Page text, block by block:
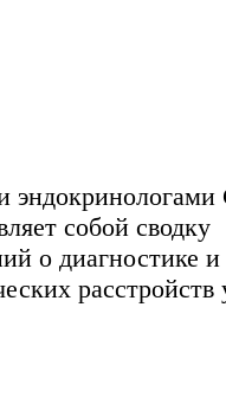
собой сводку
о диагностике
расстройств